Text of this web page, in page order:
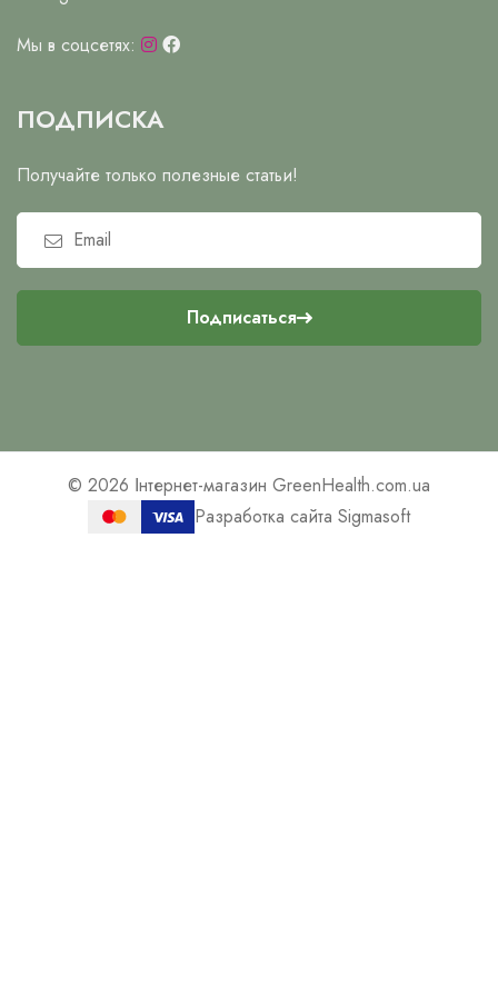
Мы в соцсетях:
ПОДПИСКА
Получайте только полезные статьи!
Подписаться
© 2026 Інтернет-магазин GreenHealth.com.ua
Разработка сайта Sigmasoft